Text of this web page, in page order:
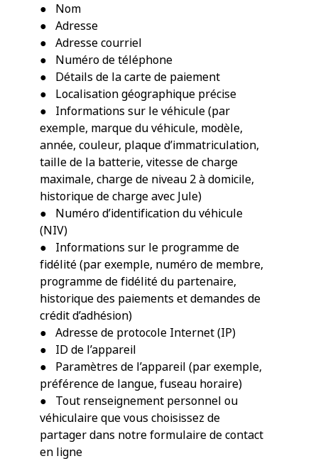
● Nom
● Adresse
● Adresse courriel
● Numéro de téléphone
● Détails de la carte de paiement
● Localisation géographique précise
● Informations sur le véhicule (par
exemple, marque du véhicule, modèle,
année, couleur, plaque d’immatriculation,
taille de la batterie, vitesse de charge
maximale, charge de niveau 2 à domicile,
historique de charge avec Jule)
● Numéro d’identification du véhicule
(NIV)
● Informations sur le programme de
fidélité (par exemple, numéro de membre,
programme de fidélité du partenaire,
historique des paiements et demandes de
crédit d’adhésion)
● Adresse de protocole Internet (IP)
● ID de l’appareil
● Paramètres de l’appareil (par exemple,
préférence de langue, fuseau horaire)
● Tout renseignement personnel ou
véhiculaire que vous choisissez de
partager dans notre formulaire de contact
en ligne